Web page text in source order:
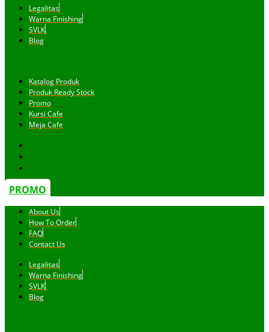
Legalitas
Warna Finishing
SVLK
Blog
Katalog Produk
Produk Ready Stock
Promo
Kursi Cafe
Meja Cafe
PROMO
About Us
How To Order
FAQ
Contact Us
Legalitas
Warna Finishing
SVLK
Blog